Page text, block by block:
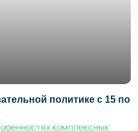
политике с 15 по